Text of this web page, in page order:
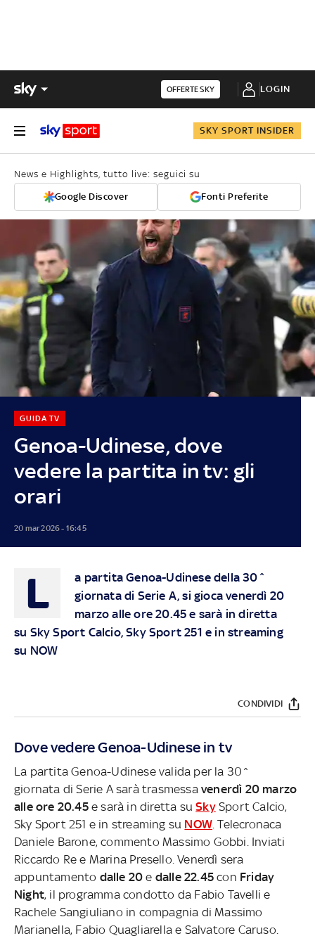
OFFERTE SKY LOGIN
SKY SPORT INSIDER
News e Highlights, tutto live: seguici su
Google Discover Fonti Preferite
Genoa-Udinese, dove
vedere la partita in tv: gli
orari
GUIDA TV
20 mar 2026 - 16:45
L
a partita Genoa-Udinese della 30^
giornata di Serie A, si gioca venerdì 20
marzo alle ore 20.45 e sarà in diretta
su Sky Sport Calcio, Sky Sport 251 e in streaming
su NOW
CONDIVIDI
Dove vedere Genoa-Udinese in tv
La partita Genoa-Udinese valida per la 30^
giornata di Serie A sarà trasmessavenerdì 20 marzo
alle ore 20.45e sarà in diretta suSkySport Calcio,
Sky Sport 251 e in streaming su NOW . Telecronaca
Daniele Barone, commento Massimo Gobbi. Inviati
Riccardo Re e Marina Presello. Venerdì sera
appuntamento dalle 20e dalle 22.45 con Friday
Night, il programma condotto da Fabio Tavelli e
Rachele Sangiuliano in compagnia di Massimo
Marianella, Fabio Quagliarella e Salvatore Caruso.